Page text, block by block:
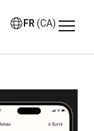
FR (CA)